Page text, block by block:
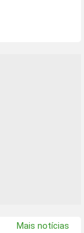
Mais notícias